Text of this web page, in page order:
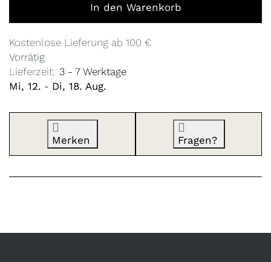
In den Warenkorb
Kostenlose Lieferung ab 100 €
Vorrätig
Lieferzeit: 3 - 7 Werktage
Mi, 12. - Di, 18. Aug.
Merken Fragen?